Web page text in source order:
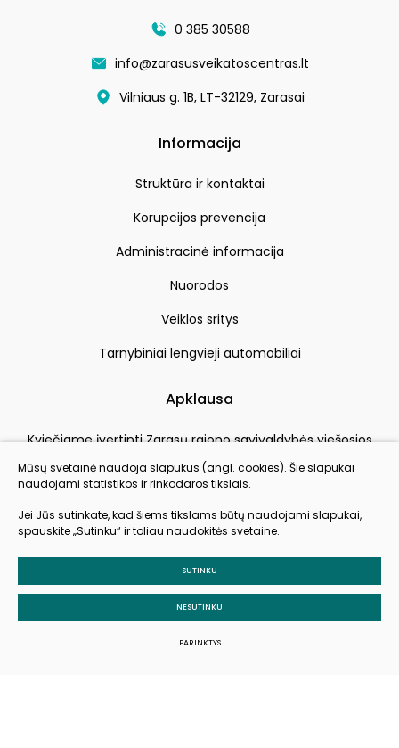
0 385 30588
info@zarasusveikatoscentras.lt
Vilniaus g. 1B, LT-32129, Zarasai
Informacija
Struktūra ir kontaktai
Korupcijos prevencija
Administracinė informacija
Nuorodos
Veiklos sritys
Tarnybiniai lengvieji automobiliai
Apklausa
Kviečiame įvertinti Zarasų rajono savivaldybės viešosios
įstaigos Zarasų sveikatos centras paslaugų kokybę
VERTINTI
© 2026 Visos teisės saugomos
Slapukų parinktys
Sukurta:TEXUS
Mūsų svetainė naudoja slapukus (angl. cookies). Šie slapukai
naudojami statistikos ir rinkodaros tikslais.
Jei Jūs sutinkate, kad šiems tikslams būtų naudojami slapukai,
spauskite „Sutinku“ ir toliau naudokitės svetaine.
SUTINKU
NESUTINKU
PARINKTYS